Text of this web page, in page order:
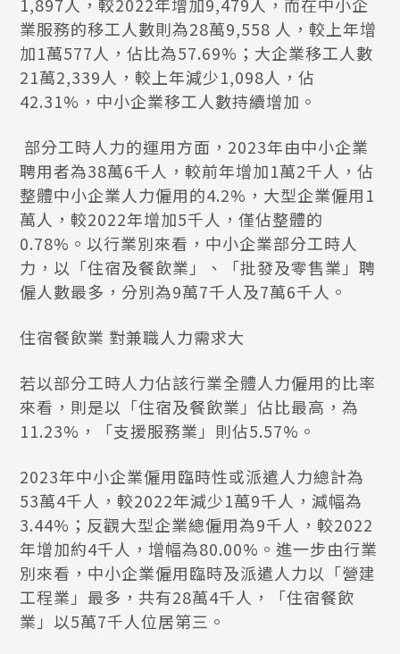
業服務的移工人數則為28萬9,558 人，較上年增
加1萬577人，佔比為57.69%；大企業移工人數
21萬2,339人，較上年減少1,098人，佔
42.31%，中小企業移工人數持續增加。
部分工時人力的運用方面，2023年由中小企業
聘用者為38萬6千人，較前年增加1萬2千人，佔
整體中小企業人力僱用的4.2%，大型企業僱用1
萬人，較2022年增加5千人，僅佔整體的
0.78%。以行業別來看，中小企業部分工時人
力，以「住宿及餐飲業」、「批發及零售業」聘
僱人數最多，分別為9萬7千人及7萬6千人。
住宿餐飲業 對兼職人力需求大
若以部分工時人力佔該行業全體人力僱用的比率
來看，則是以「住宿及餐飲業」佔比最高，為
11.23%，「支援服務業」則佔5.57%。
2023年中小企業僱用臨時性或派遣人力總計為
53萬4千人，較2022年減少1萬9千人，減幅為
3.44%；反觀大型企業總僱用為9千人，較2022
年增加約4千人，增幅為80.00%。進一步由行業
別來看，中小企業僱用臨時及派遣人力以「營建
工程業」最多，共有28萬4千人，「住宿餐飲
業」以5萬7千人位居第三。